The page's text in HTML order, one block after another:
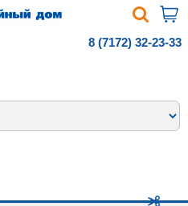
8 (7172) 32-23-33